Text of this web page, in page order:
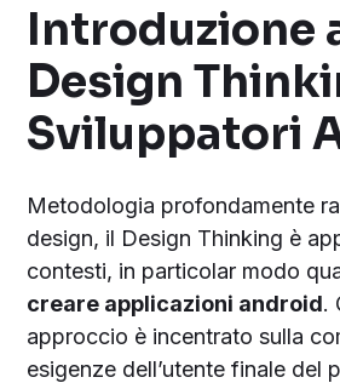
Introduzione
Design
Sviluppatori
Metodologia profondamente
design, il Design Thinking è
contesti, in particolar modo
creare applicazioni android.
approccio è incentrato sulla
esigenze dell’utente finale del